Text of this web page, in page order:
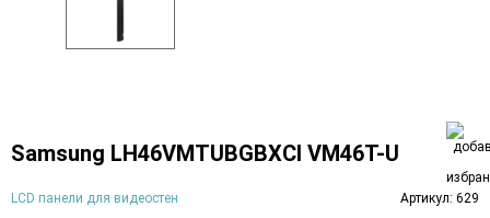
Samsung LH46VMTUBGBXCI VM46T-U
LCD панели для видеостен Артикул: 629